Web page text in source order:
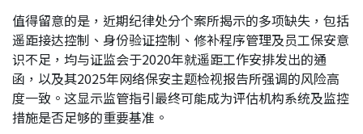
值得留意的是，近期纪律处分个案所揭示的多项缺失，包括
遥距接达控制、身份验证控制、修补程序管理及员工保安意
识不足，均与证监会于2020年就遥距工作安排发出的通
函，以及其2025年网络保安主题检视报告所强调的风险高
度一致。这显示监管指引最终可能成为评估机构系统及监控
措施是否足够的重要基准。